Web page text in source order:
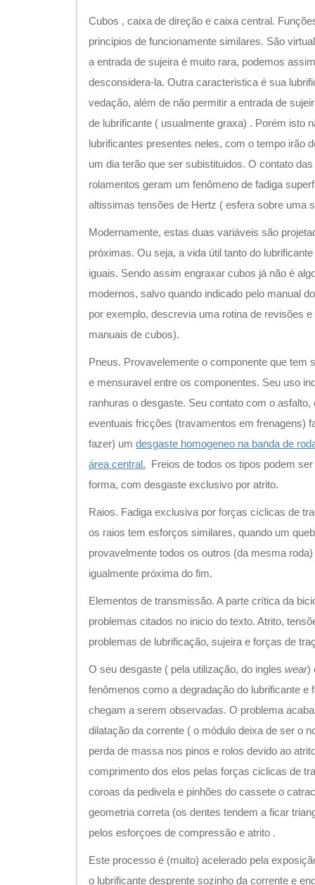
Cubos , caixa de direção e caixa central.
principios de funcionamente similares. São
a entrada de sujeira é muito rara, podemos
desconsidera-la. Outra caracteristica é sua
vedação, além de não permitir a entrada de
de lubrificante ( usualmente graxa) . Porém isto
lubrificantes presentes neles, com o tempo irão
um dia terão que ser subistituidos. O contato
rolamentos geram um fenômeno de fadiga
altissimas tensões de Hertz ( esfera sobre uma
Modernamente, estas duas variáveis são
próximas. Ou seja, a vida útil tanto do
iguais. Sendo assim engraxar cubos já não é
modernos, salvo quando indicado pelo manual
por exemplo, descrevia uma rotina de revisões
manuais de cubos).
Pneus. Provavelemente o componente que tem
e mensuravel entre os componentes. Seu uso
ranhuras o desgaste. Seu contato com o
eventuais fricções (travamentos em frenagens)
fazer) um desgaste homogeneo na banda de
área central. Freios de todos os tipos podem
forma, com desgaste exclusivo por atrito.
Raios. Fadiga exclusiva por forças cíclicas de
os raios tem esforços similares, quando um
provavelmente todos os outros (da mesma
igualmente próxima do fim.
Elementos de transmissão. A parte crítica da
problemas citados no inicio do texto. Atrito,
problemas de lubrificação, sujeira e forças de
O seu desgaste ( pela utilização, do ingles wear)
fenômenos como a degradação do lubrificante e
chegam a serem observadas. O problema
dilatação da corrente ( o módulo deixa de ser o
perda de massa nos pinos e rolos devido ao
comprimento dos elos pelas forças ciclicas de
coroas da pedivela e pinhões do cassete o
geometria correta (os dentes tendem a ficar
pelos esforçoes de compressão e atrito .
Este processo é (muito) acelerado pela
o lubrificante desprente sozinho da corrente e